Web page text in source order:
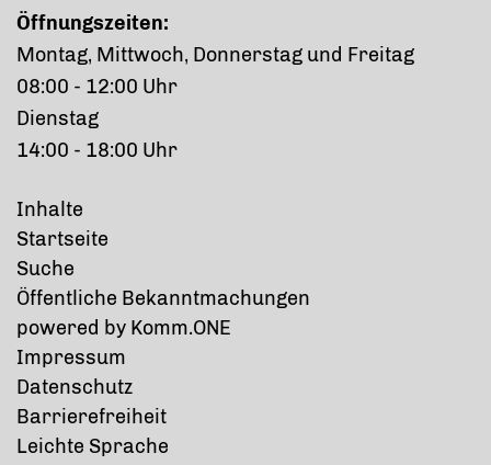
Öffnungszeiten:
Montag, Mittwoch, Donnerstag und Freitag
08:00 - 12:00 Uhr
Dienstag
14:00 - 18:00 Uhr
Inhalte
Startseite
Suche
Öffentliche Bekanntmachungen
powered by Komm.ONE
Impressum
Datenschutz
Barrierefreiheit
Leichte Sprache